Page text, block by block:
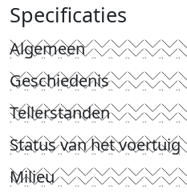
Specificaties
Algemeen
Geschiedenis
Tellerstanden
Status van het voertuig
Milieu